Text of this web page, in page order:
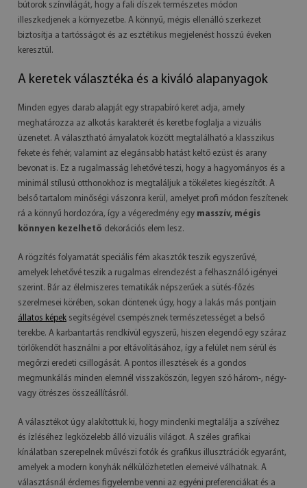
bútorok színvilágát, hogy a fali díszek természetes módon
illeszkedjenek a környezetbe. A könnyű, mégis ellenálló szerkezet
biztosítja a tartósságot és az esztétikus megjelenést hosszú éveken
keresztül.
A keretek választéka és a kiváló alapanyagok
Minden egyes darab alapját egy strapabíró keret adja, amely
meghatározza az alkotás karakterét és keretbe foglalja a vizuális
üzenetet. A választható árnyalatok között megtalálható a klasszikus
fekete és fehér, valamint az elegánsabb hatást keltő ezüst és arany
bevonat is. Ez a rugalmasság lehetővé teszi, hogy a hagyományos és a
minimál stílusú otthonokhoz is megtaláljuk a tökéletes kiegészítőt. A
belső tartalom minőségi vászonra kerül, amelyet profi módon feszítenek
rá a könnyű hordozóra, így a végeredmény egy masszív, mégis
könnyen kezelhető dekorációs elem lesz.
A rögzítés folyamatát speciális fém akasztók teszik egyszerűvé,
amelyek lehetővé teszik a rugalmas elrendezést a felhasználó igényei
szerint. Bár az élelmiszeres tematikák népszerűek a sütés-főzés
szerelmesei körében, sokan döntenek úgy, hogy a lakás más pontjain
állatos képek segítségével csempésznek természetességet a belső
terekbe. A karbantartás rendkívül egyszerű, hiszen elegendő egy száraz
törlőkendőt használni a por eltávolításához, így a felület nem sérül és
megőrzi eredeti csillogását. A pontos illesztések és a gondos
megmunkálás minden elemnél visszaköszön, legyen szó három-, négy-
vagy ötrészes összeállításról.
A választékot úgy alakítottuk ki, hogy mindenki megtalálja a szívéhez
és ízléséhez legközelebb álló vizuális világot. A széles grafikai
kínálatban szerepelnek művészi fotók és grafikus illusztrációk egyaránt,
amelyek a modern konyhák nélkülözhetetlen elemeivé válhatnak. A
választásnál érdemes figyelembe venni az egyéni preferenciákat és a